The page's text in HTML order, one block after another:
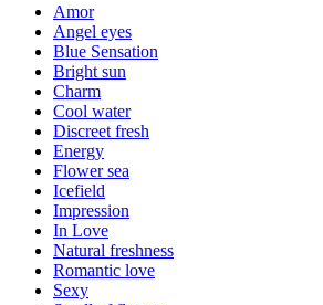
Amor
Angel eyes
Blue Sensation
Bright sun
Charm
Cool water
Discreet fresh
Energy
Flower sea
Icefield
Impression
In Love
Natural freshness
Romantic love
Sexy